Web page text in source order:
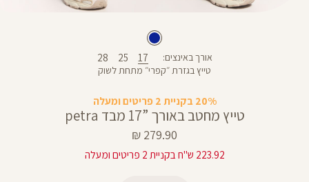
20% בקניית 2 פריטים ומעלה
טייץ מחטב באורך ”17 מבד petra
מחיר
מוצר
279.90 ₪
223.92 ש"ח בקניית 2 פריטים ומעלה
אורך באינצים 17
25
28
טייץ בגזרת ״קפרי״ מתחת לשוק